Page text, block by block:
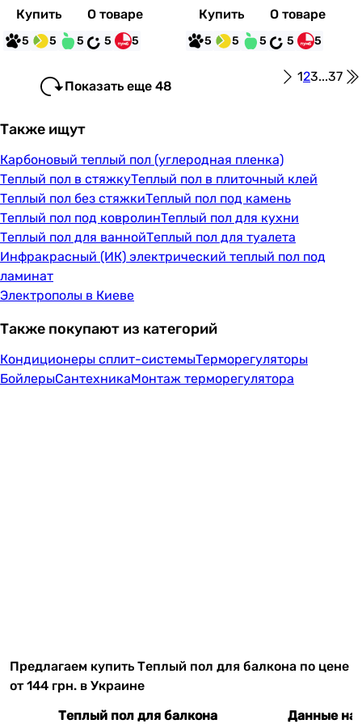
Купить О товаре
5 5 5 5 5
Купить О товаре
5 5 5 5 5
Показать еще 48
123...37
Также ищут
Карбоновый теплый пол (углеродная пленка)
Теплый пол в стяжкуТеплый пол в плиточный клей
Теплый пол без стяжкиТеплый пол под камень
Теплый пол под ковролинТеплый пол для кухни
Теплый пол для ваннойТеплый пол для туалета
Инфракрасный (ИК) электрический теплый пол под
ламинат
Электрополы в Киеве
Также покупают из категорий
Кондиционеры сплит-системыТерморегуляторы
БойлерыСантехникаМонтаж терморегулятора
Предлагаем купить Теплый пол для балкона по цене
от 144 грн. в Украине
Теплый пол для балкона
Данные на